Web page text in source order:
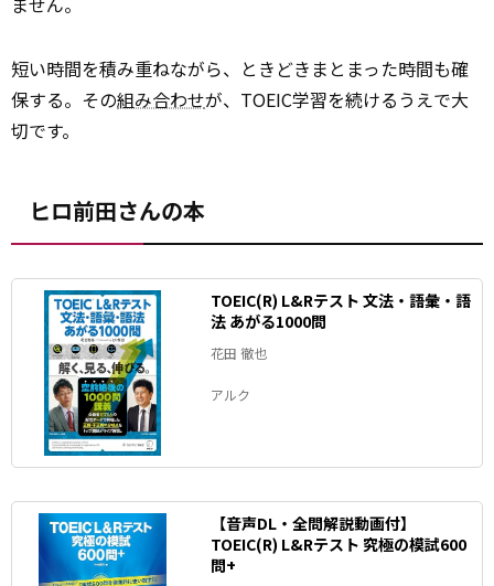
短い時間を積み重ねながら、ときどきまとまった時間も確
保する。その組み合わせが、TOEIC学習を続けるうえで大
切です。
ヒロ前田さんの本
TOEIC(R) L&Rテスト 文法・語彙・語
法 あがる1000問
花田 徹也
アルク
【音声DL・全問解説動画付】
TOEIC(R) L&Rテスト 究極の模試600
問+